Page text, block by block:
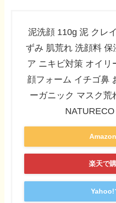
泥洗顔 110g 泥 クレ
ずみ 肌荒れ 洗顔料
ア ニキビ対策 オイリ
顔フォーム イチゴ鼻
ーガニック マスク荒
楽天で
Yahoo!